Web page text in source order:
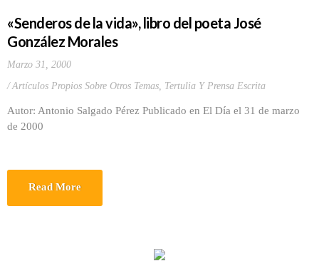
«Senderos de la vida», libro del poeta José
González Morales
Marzo 31, 2000
Artículos Propios Sobre Otros Temas, Tertulia Y Prensa Escrita
Autor: Antonio Salgado Pérez Publicado en El Día el 31 de marzo
de 2000
Read More